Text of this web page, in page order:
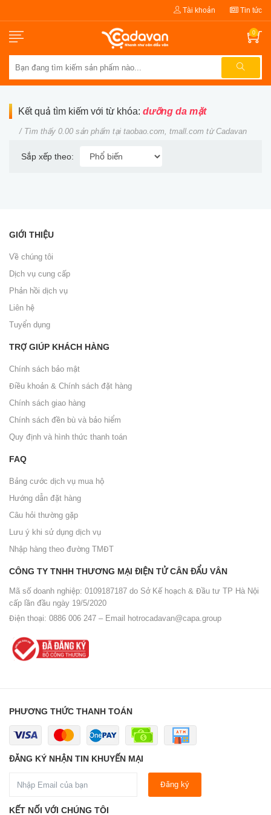
Tài khoản Tin tức
0
Kết quả tìm kiếm với từ khóa: dưỡng da mặt
/ Tìm thấy 0.00 sản phẩm tại taobao.com, tmall.com từ Cadavan
Sắp xếp theo:
GIỚI THIỆU
Về chúng tôi
Dịch vụ cung cấp
Phản hồi dịch vụ
Liên hệ
Tuyển dụng
TRỢ GIÚP KHÁCH HÀNG
Chính sách bảo mật
Điều khoản & Chính sách đặt hàng
Chính sách giao hàng
Chính sách đền bù và bảo hiểm
Quy định và hình thức thanh toán
FAQ
Bảng cước dịch vụ mua hộ
Hướng dẫn đặt hàng
Câu hỏi thường gặp
Lưu ý khi sử dụng dịch vụ
Nhập hàng theo đường TMĐT
CÔNG TY TNHH THƯƠNG MẠI ĐIỆN TỬ CÂN ĐẨU VÂN
Mã số doanh nghiệp: 0109187187 do Sở Kế hoạch & Đầu tư TP Hà Nội
cấp lần đầu ngày 19/5/2020
Điện thoại: 0886 006 247 – Email
hotrocadavan@capa.group
PHƯƠNG THỨC THANH TOÁN
ĐĂNG KÝ NHẬN TIN KHUYẾN MẠI
Đăng ký
KẾT NỐI VỚI CHÚNG TÔI